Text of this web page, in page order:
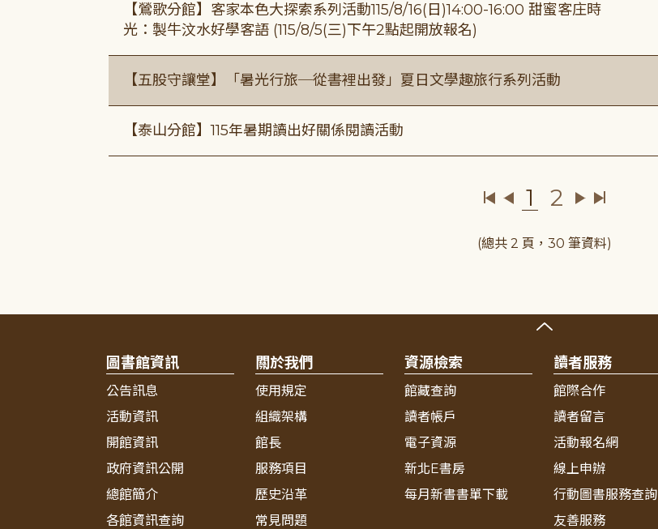
【鶯歌分館】客家本色大探索系列活動115/8/16(日)14:00-16:00 甜蜜客庄時
光：製牛汶水好學客語 (115/8/5(三)下午2點起開放報名)
【五股守讓堂】「暑光行旅─從書裡出發」夏日文學趣旅行系列活動
【泰山分館】115年暑期讀出好關係閱讀活動
1 2
(總共 2 頁，30 筆資料)
圖書館資訊
公告訊息
活動資訊
開館資訊
政府資訊公開
總館簡介
各館資訊查詢
關於我們
使用規定
組織架構
館長
服務項目
歷史沿革
常見問題
資源檢索
館藏查詢
讀者帳戶
電子資源
新北E書房
每月新書書單下載
讀者服務
館際合作
讀者留言
活動報名網
線上申辦
行動圖書服務查詢
友善服務